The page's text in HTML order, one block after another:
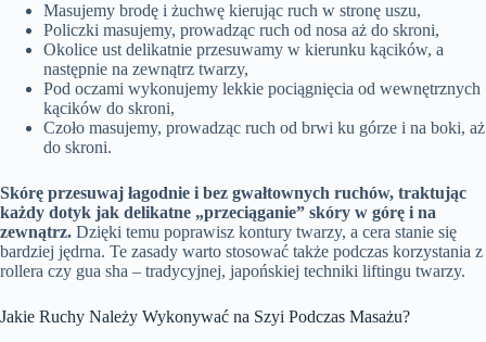
Masujemy brodę i żuchwę kierując ruch w stronę uszu,
Policzki masujemy, prowadząc ruch od nosa aż do skroni,
Okolice ust delikatnie przesuwamy w kierunku kącików, a
następnie na zewnątrz twarzy,
Pod oczami wykonujemy lekkie pociągnięcia od wewnętrznych
kącików do skroni,
Czoło masujemy, prowadząc ruch od brwi ku górze i na boki, aż
do skroni.
Skórę przesuwaj łagodnie i bez gwałtownych ruchów, traktując
każdy dotyk jak delikatne „przeciąganie” skóry w górę i na
zewnątrz. Dzięki temu poprawisz kontury twarzy, a cera stanie się
bardziej jędrna. Te zasady warto stosować także podczas korzystania z
rollera czy gua sha – tradycyjnej, japońskiej techniki liftingu twarzy.
Jakie Ruchy Należy Wykonywać na Szyi Podczas Masażu?